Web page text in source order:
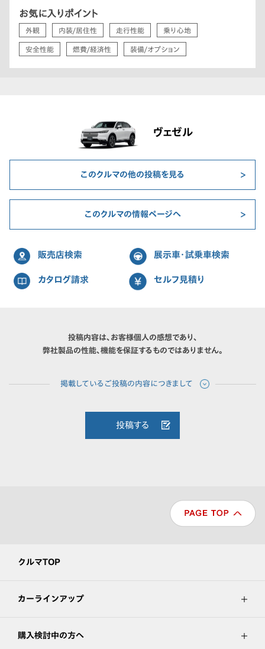
お気に入りポイント
外観 内装/居住性 走行性能 乗り心地
安全性能 燃費/経済性 装備/オプション
ヴェゼル
このクルマの他の投稿を見る
このクルマの情報ページへ
販売店検索 展示車・試乗車検索
カタログ請求 セルフ見積り
投稿内容は、お客様個人の感想であり、
弊社製品の性能、機能を保証するものではありません。
投稿する
クルマTOP
カーラインアップ
購入検討中の方へ